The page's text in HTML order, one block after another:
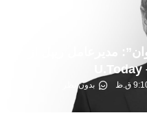
مدیرعامل ریپل از
ق.ظ
بدون نظر